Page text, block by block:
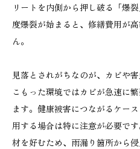
リートを内側から押し破る「爆
度爆裂が始まると、修繕費用が
ん。
見落とされがちなのが、カビや
こもった環境ではカビが急速に
ます。健康被害につながるケー
用する場合は特に注意が必要で
材を好むため、雨漏り箇所から